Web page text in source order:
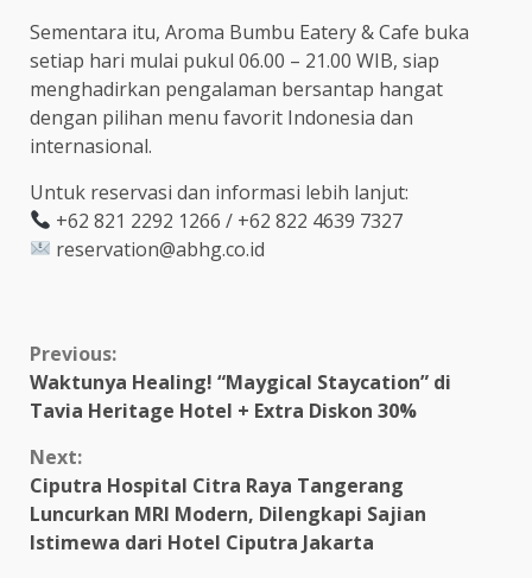
Sementara itu, Aroma Bumbu Eatery & Cafe buka
setiap hari mulai pukul 06.00 – 21.00 WIB, siap
menghadirkan pengalaman bersantap hangat
dengan pilihan menu favorit Indonesia dan
internasional.
Untuk reservasi dan informasi lebih lanjut:
+62 821 2292 1266 / +62 822 4639 7327
reservation@abhg.co.id
Continue
Reading
Previous:
Waktunya Healing! “Maygical Staycation” di
Tavia Heritage Hotel + Extra Diskon 30%
Next:
Ciputra Hospital Citra Raya Tangerang
Luncurkan MRI Modern, Dilengkapi Sajian
Istimewa dari Hotel Ciputra Jakarta